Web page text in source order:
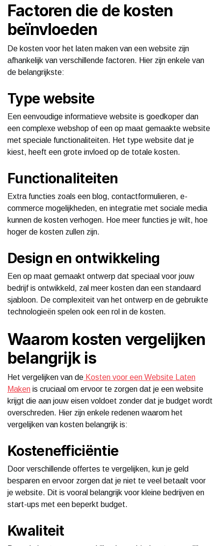
Factoren die de kosten
beïnvloeden
De kosten voor het laten maken van een website zijn
afhankelijk van verschillende factoren. Hier zijn enkele van
de belangrijkste:
Type website
Een eenvoudige informatieve website is goedkoper dan
een complexe webshop of een op maat gemaakte website
met speciale functionaliteiten. Het type website dat je
kiest, heeft een grote invloed op de totale kosten.
Functionaliteiten
Extra functies zoals een blog, contactformulieren, e-
commerce mogelijkheden, en integratie met sociale media
kunnen de kosten verhogen. Hoe meer functies je wilt, hoe
hoger de kosten zullen zijn.
Design en ontwikkeling
Een op maat gemaakt ontwerp dat speciaal voor jouw
bedrijf is ontwikkeld, zal meer kosten dan een standaard
sjabloon. De complexiteit van het ontwerp en de gebruikte
technologieën spelen ook een rol in de kosten.
Waarom kosten vergelijken
belangrijk is
Het vergelijken van de Kosten voor een Website Laten
Maken is cruciaal om ervoor te zorgen dat je een website
krijgt die aan jouw eisen voldoet zonder dat je budget wordt
overschreden. Hier zijn enkele redenen waarom het
vergelijken van kosten belangrijk is:
Kostenefficiëntie
Door verschillende offertes te vergelijken, kun je geld
besparen en ervoor zorgen dat je niet te veel betaalt voor
je website. Dit is vooral belangrijk voor kleine bedrijven en
start-ups met een beperkt budget.
Kwaliteit